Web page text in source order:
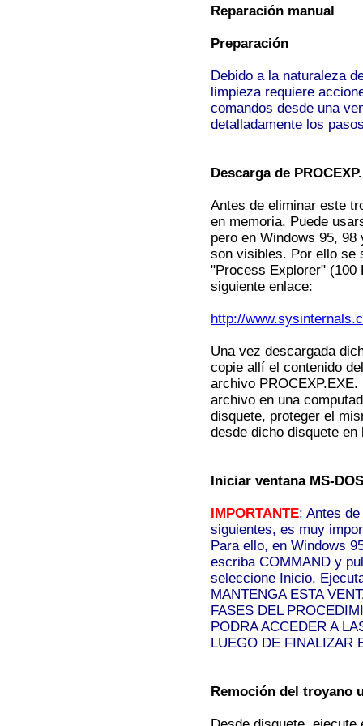
Reparación manual
Preparación
Debido a la naturaleza
limpieza requiere
comandos desde una
detalladamente los
Descarga de
Antes de eliminar este
en memoria. Puede
pero en Windows 95,
son visibles. Por ello se
"Process Explorer" (100
siguiente enlace:
http://
Una vez descargada
copie allí el contenido
archivo
archivo en una
disquete, proteger el
desde dicho disquete
Iniciar ventana MS-
IMPORTANTE: Antes
siguientes, es muy
Para ello, en Windows
escriba COMMAND y
seleccione Inicio,
MANTENGA ESTA
FASES DEL
PODRA ACCEDER A
LUEGO DE FINALIZAR
Remoción del troyano